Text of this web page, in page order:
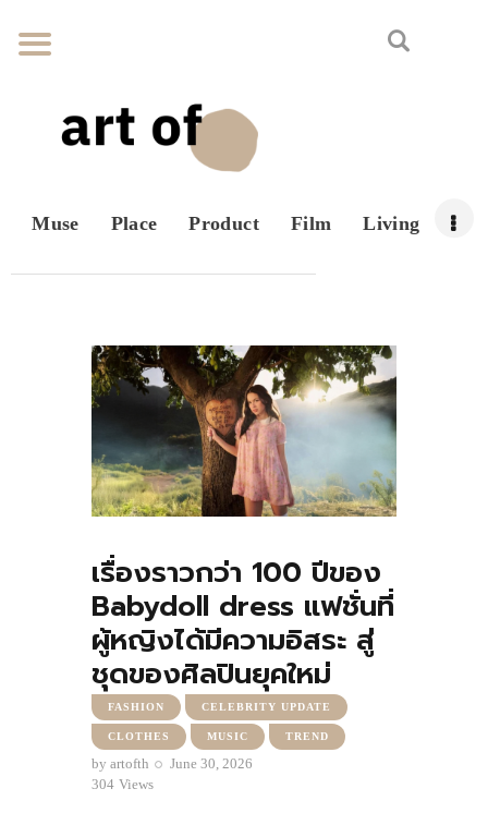
Muse Place Product Film Living
เรื่องราวกว่า 100 ปีของ
Babydoll dress แฟชั่นที่
ผู้หญิงได้มีความอิสระ สู่
ชุดของศิลปินยุคใหม่
FASHION CELEBRITY UPDATE
CLOTHES MUSIC TREND
by artofth
June 30, 2026
304 Views